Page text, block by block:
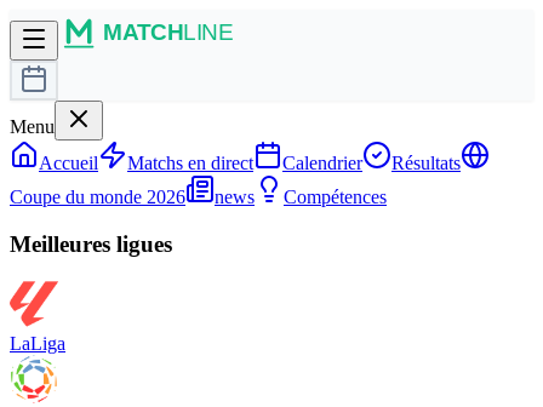
Menu
Accueil
Matchs en direct Calendrier
Résultats
Coupe du monde 2026
news Compétences
Meilleures ligues
LaLiga